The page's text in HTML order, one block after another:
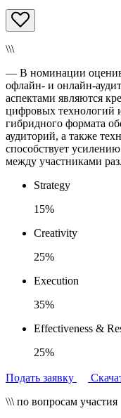
\\\
— В номинации
офлайн- и онлайн-
аспектами являются
цифровых технологий
гибридного формата
аудиторий, а также
способствует
между участниками
Strategy
15%
Creativity
25%
Execution
35%
Effectiveness &
25%
Подать заявку
\\\ по вопросам участия